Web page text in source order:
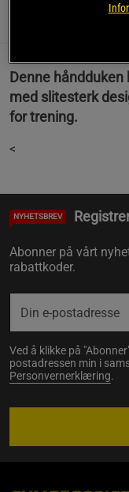
Denne
med slitesterk
for trening.
<
NYHETSBREV
Abonner på vårt
rabattkoder.
Ved å klikke på
postadressen min i
Personvernerklæring.